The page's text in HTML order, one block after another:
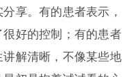
享。有的患者表示，
好的控制；有的患者
解清晰，不像某些地